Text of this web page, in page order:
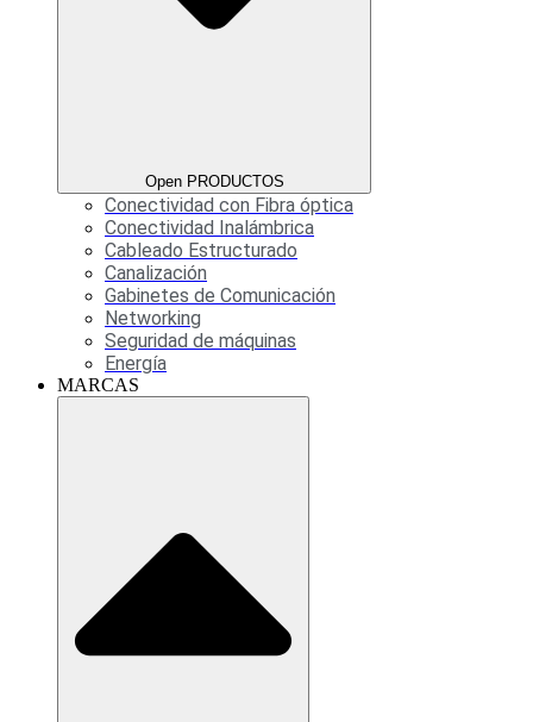
Open PRODUCTOS
Conectividad con Fibra óptica
Conectividad Inalámbrica
Cableado Estructurado
Canalización
Gabinetes de Comunicación
Networking
Seguridad de máquinas
Energía
MARCAS